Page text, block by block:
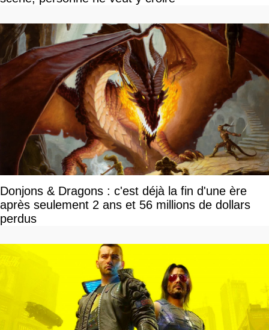
Donjons & Dragons : c'est déjà la fin d'une ère
après seulement 2 ans et 56 millions de dollars
perdus